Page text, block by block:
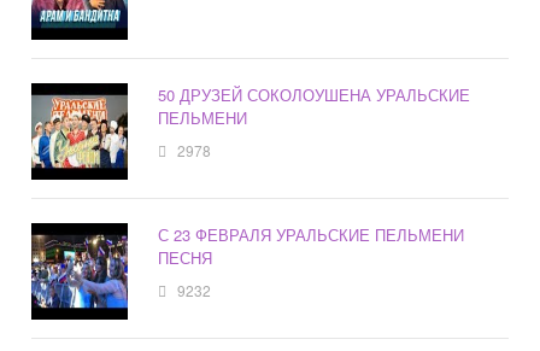
50 ДРУЗЕЙ СОКОЛОУШЕНА УРАЛЬСКИЕ
ПЕЛЬМЕНИ
2978
С 23 ФЕВРАЛЯ УРАЛЬСКИЕ ПЕЛЬМЕНИ
ПЕСНЯ
9232